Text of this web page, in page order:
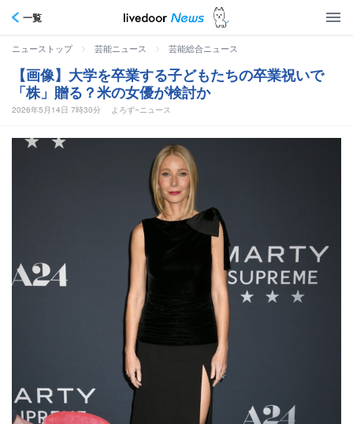
一覧
ニューストップ > 芸能ニュース > 芸能総合ニュース
【画像】大学を卒業する子どもたちの卒業祝いで
「株」贈る？米の女優が検討か
2026年5月14日 7時30分 よろず~ニュース